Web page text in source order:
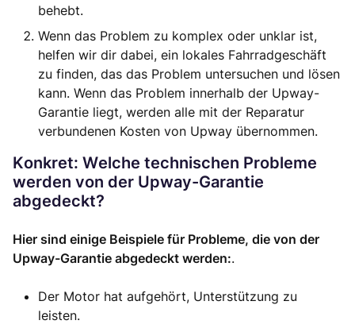
behebt.
Wenn das Problem zu komplex oder unklar ist,
helfen wir dir dabei, ein lokales Fahrradgeschäft
zu finden, das das Problem untersuchen und lösen
kann. Wenn das Problem innerhalb der Upway-
Garantie liegt, werden alle mit der Reparatur
verbundenen Kosten von Upway übernommen.
Konkret: Welche technischen Probleme
werden von der Upway-Garantie
abgedeckt?
Hier sind einige Beispiele für Probleme, die von der
Upway-Garantie abgedeckt werden:.
Der Motor hat aufgehört, Unterstützung zu
leisten.